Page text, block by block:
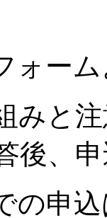
ォー
みと
後、
の申